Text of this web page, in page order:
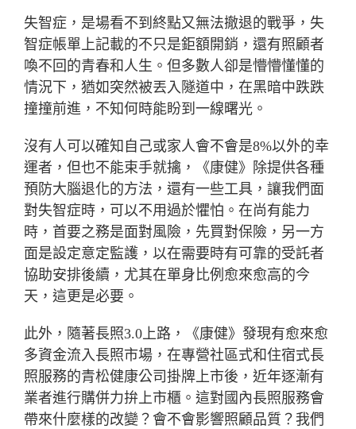
失智症，是場看不到終點又無法撤退的戰爭，失
智症帳單上記載的不只是鉅額開銷，還有照顧者
喚不回的青春和人生。但多數人卻是懵懵懂懂的
情況下，猶如突然被丟入隧道中，在黑暗中跌跌
撞撞前進，不知何時能盼到一線曙光。
沒有人可以確知自己或家人會不會是8%以外的幸
運者，但也不能束手就擒，《康健》除提供各種
預防大腦退化的方法，還有一些工具，讓我們面
對失智症時，可以不用過於懼怕。在尚有能力
時，首要之務是面對風險，先買對保險，另一方
面是設定意定監護，以在需要時有可靠的受託者
協助安排後續，尤其在單身比例愈來愈高的今
天，這更是必要。
此外，隨著長照3.0上路，《康健》發現有愈來愈
多資金流入長照市場，在專營社區式和住宿式長
照服務的青松健康公司掛牌上市後，近年逐漸有
業者進行購併力拚上市櫃。這對國內長照服務會
帶來什麼樣的改變？會不會影響照顧品質？我們